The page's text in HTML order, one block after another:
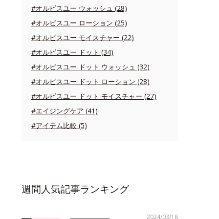
#オルビスユー ウォッシュ (28)
#オルビスユー ローション (25)
#オルビスユー モイスチャー (22)
#オルビスユー ドット (34)
#オルビスユー ドット ウォッシュ (32)
#オルビスユー ドット ローション (28)
#オルビスユー ドット モイスチャー (27)
#エイジングケア (41)
#アイテム比較 (5)
週間人気記事ランキング
2024/03/18